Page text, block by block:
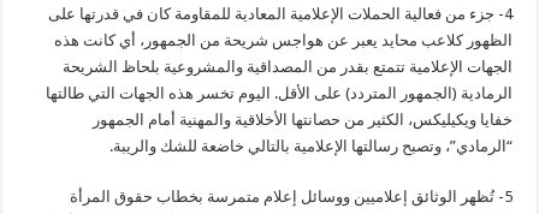
4- جزء من فعالية الحملات الإعلامية المعادية للمقاومة كان في قدرتها على
الظهور كلاعب محايد يعبر عن هواجس شريحة من الجمهور، أي كانت هذه
الجهات الإعلامية تتمتع بقدر من المصداقية والمشروعية بلحاظ الشريحة
الرمادية (الجمهور المتردد) على الأقل. اليوم تخسر هذه الجهات التي طالتها
خفايا ويكيليكس، الكثير من حصانتها الأخلاقية والمهنية أمام الجمهور
“الرمادي”، وتصبح رسالتها الإعلامية بالتالي خاضعة للشك والريبة.
5- تُظهر الوثائق إعلاميين ووسائل إعلام متمرسة بخطاب حقوق المرأة